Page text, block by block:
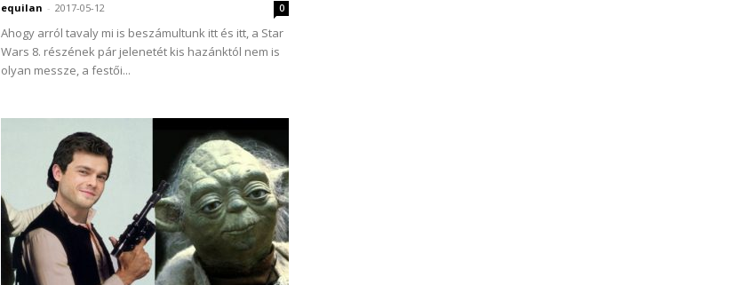
equilan - 2017-05-12 0
Ahogy arról tavaly mi is beszámultunk itt és itt, a Star
Wars 8. részének pár jelenetét kis hazánktól nem is
olyan messze, a festői...